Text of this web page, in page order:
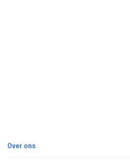
Over ons